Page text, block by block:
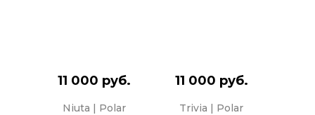
11 000 руб.
Niuta | Polar
11 000 руб.
Trivia | Polar